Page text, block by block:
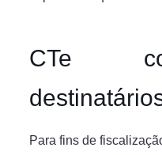
CTe
Para fins de